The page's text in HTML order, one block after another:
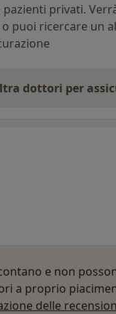
privati.
puoi ricercare un
dottori per
e non
a proprio
delle